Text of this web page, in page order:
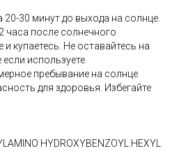
30 минут до выхода на солнце.
часа после солнечного
и купаетесь. Не оставайтесь на
используете
пребывание на солнце
для здоровья. Избегайте
HYDROXYBENZOYL HEXYL